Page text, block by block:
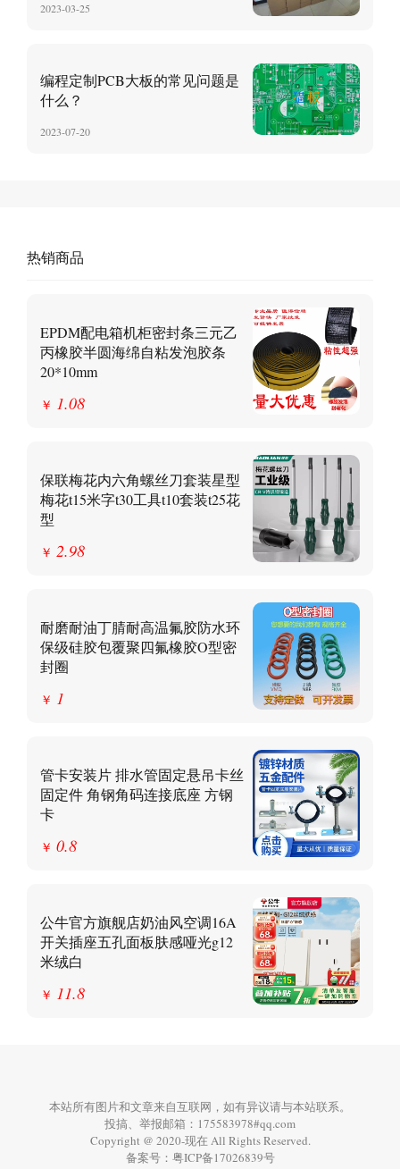
2023-03-25
编程定制PCB大板的常见问题是
什么？
2023-07-20
热销商品
EPDM配电箱机柜密封条三元乙
丙橡胶半圆海绵自粘发泡胶条
20*10mm
￥ 1.08
保联梅花内六角螺丝刀套装星型
梅花t15米字t30工具t10套装t25花
型
￥ 2.98
耐磨耐油丁腈耐高温氟胶防水环
保级硅胶包覆聚四氟橡胶O型密
封圈
￥ 1
管卡安装片 排水管固定悬吊卡丝
固定件 角钢角码连接底座 方钢
卡
￥ 0.8
公牛官方旗舰店奶油风空调16A
开关插座五孔面板肤感哑光g12
米绒白
￥ 11.8
本站所有图片和文章来自互联网，如有异议请与本站联系。
投搞、举报邮箱：175583978#qq.com
Copyright @ 2020-现在 All Rights Reserved.
备案号： 粤ICP备17026839号